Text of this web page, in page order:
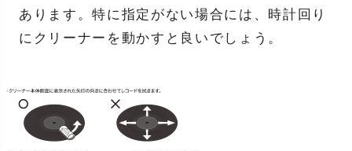
あります。特に指定がない場合には、時計回り
にクリーナーを動かすと良いでしょう。